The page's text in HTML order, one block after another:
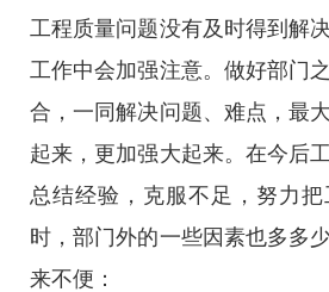
工程质量问题没有及时得到解
工作中会加强注意。做好部门
合，一同解决问题、难点，最
起来，更加强大起来。在今后
总结经验，克服不足，努力把
时，部门外的一些因素也多多
来不便：